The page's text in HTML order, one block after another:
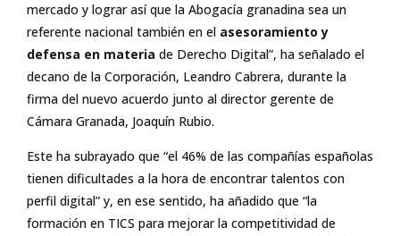
mercado y lograr así que la Abogacía granadina sea un
referente nacional también en el asesoramiento y
defensa en materia de Derecho Digital”, ha señalado el
decano de la Corporación, Leandro Cabrera, durante la
firma del nuevo acuerdo junto al director gerente de
Cámara Granada, Joaquín Rubio.
Este ha subrayado que “el 46% de las compañías españolas
tienen dificultades a la hora de encontrar talentos con
perfil digital” y, en ese sentido, ha añadido que “la
formación en TICS para mejorar la competitividad de